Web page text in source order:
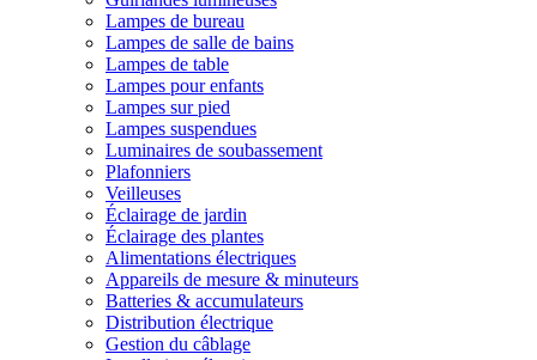
Lampes de bureau
Lampes de salle de bains
Lampes de table
Lampes pour enfants
Lampes sur pied
Lampes suspendues
Luminaires de soubassement
Plafonniers
Veilleuses
Éclairage de jardin
Éclairage des plantes
Alimentations électriques
Appareils de mesure & minuteurs
Batteries & accumulateurs
Distribution électrique
Gestion du câblage